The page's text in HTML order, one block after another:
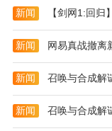
朽传记》《小恶
巫》《战国千年
【高品质动漫】
在《我独自盗墓
强》等热门作品
新闻 【剑网1:回归
新闻 网易真战撤离
新闻
新闻